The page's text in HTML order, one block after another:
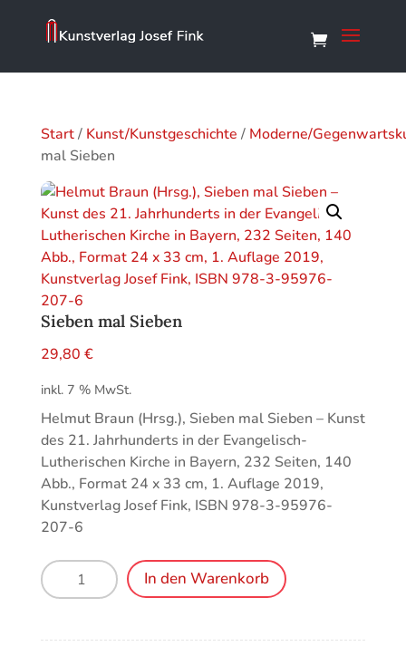
Start/ Kunst/Kunstgeschichte / Moderne/
mal Sieben
Sieben mal Sieben
29,80 €
inkl. 7 % MwSt.
Helmut Braun (Hrsg.), Sieben mal Sieben – Kunst
des 21. Jahrhunderts in der Evangelisch-
Lutherischen Kirche in Bayern, 232 Seiten, 140
Abb., Format 24 x 33 cm, 1. Auflage 2019,
Kunstverlag Josef Fink, ISBN 978-3-95976-
207-6
Sieben
mal
Menge
In den Warenkorb